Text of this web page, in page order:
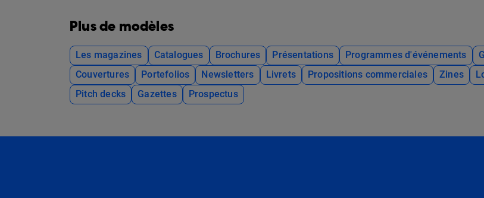
Plus de modèles
Les magazines Catalogues Brochures Présentations Programmes d'événements
Couvertures
Portefolios Newsletters Livrets Propositions commerciales Zines
Pitch decks
Gazettes Prospectus